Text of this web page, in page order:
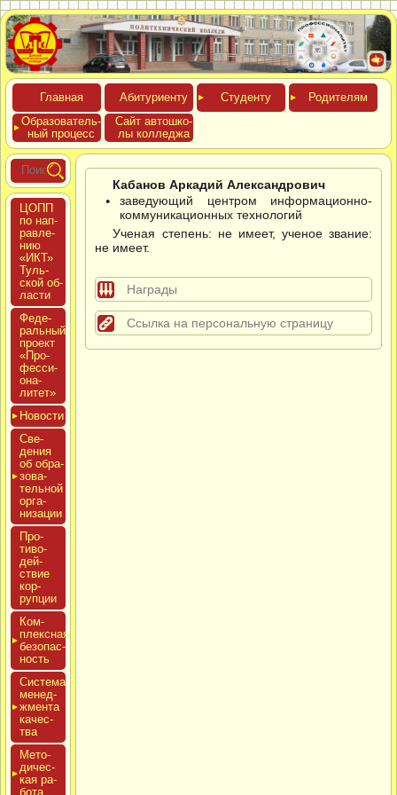
Глав­ная Аби­тури­ен­ту Сту­ден­ту
Роди­телям
Обра­зова­тель­
ный про­цесс
Сайт ав­тошко­
лы кол­леджа
ЦОПП
по нап­
равле­
нию
«ИКТ»
Туль­
ской об­
ласти
Феде­
раль­ный
про­ект
«Про­
фес­си­
она­
литет»
Новос­ти
Све­
дения
об об­ра­
зова­
тель­ной
ор­га­
низа­ции
Про­
тиво­
дей­
ствие
кор­
рупции
Ком­
плексная
бе­зопас­
ность
Сис­те­ма
ме­нед­
жмен­та
ка­чес­
тва
Мето­
дичес­
кая ра­
бота
Кабанов Аркадий Александрович
заведующий центром информационно-
коммуникационных технологий
Ученая степень: не имеет, ученое звание:
не имеет.
Награды
Ссылка на персональную страницу